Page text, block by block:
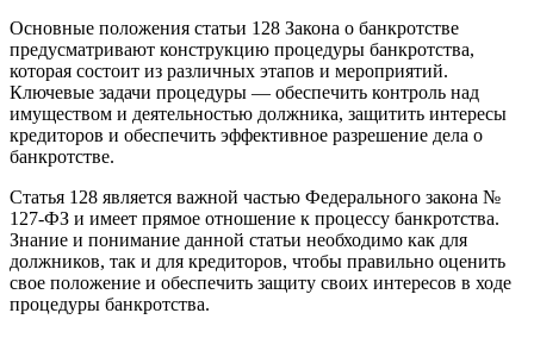
Основные положения статьи 128 Закона о банкротстве
предусматривают конструкцию процедуры банкротства,
которая состоит из различных этапов и мероприятий.
Ключевые задачи процедуры — обеспечить контроль над
имуществом и деятельностью должника, защитить интересы
кредиторов и обеспечить эффективное разрешение дела о
банкротстве.
Статья 128 является важной частью Федерального закона №
127-ФЗ и имеет прямое отношение к процессу банкротства.
Знание и понимание данной статьи необходимо как для
должников, так и для кредиторов, чтобы правильно оценить
свое положение и обеспечить защиту своих интересов в ходе
процедуры банкротства.